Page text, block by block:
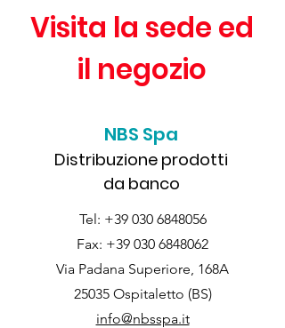
Visita la sede ed
il negozio
NBS Spa
Distribuzione prodotti
da banco
Tel: +39 030 6848056
Fax: +39 030 6848062
Via Padana Superiore, 168A
25035 Ospitaletto (BS)
info@nbsspa.it